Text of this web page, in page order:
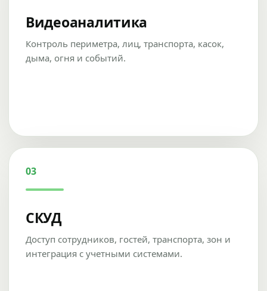
Видеоаналитика
Контроль периметра, лиц, транспорта, касок,
дыма, огня и событий.
03
СКУД
Доступ сотрудников, гостей, транспорта, зон и
интеграция с учетными системами.